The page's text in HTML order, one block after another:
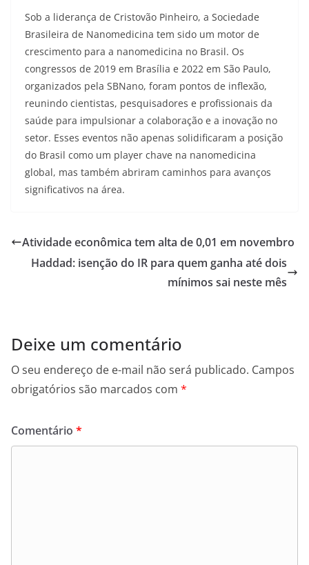
Sob a liderança de Cristovão Pinheiro, a Sociedade
Brasileira de Nanomedicina tem sido um motor de
crescimento para a nanomedicina no Brasil. Os
congressos de 2019 em Brasília e 2022 em São Paulo,
organizados pela SBNano, foram pontos de inflexão,
reunindo cientistas, pesquisadores e profissionais da
saúde para impulsionar a colaboração e a inovação no
setor. Esses eventos não apenas solidificaram a posição
do Brasil como um player chave na nanomedicina
global, mas também abriram caminhos para avanços
significativos na área.
Atividade econômica tem alta de 0,01 em novembro
Haddad: isenção do IR para quem ganha até dois
mínimos sai neste mês
Deixe um comentário
O seu endereço de e-mail não será publicado. Campos
obrigatórios são marcados com *
Comentário *